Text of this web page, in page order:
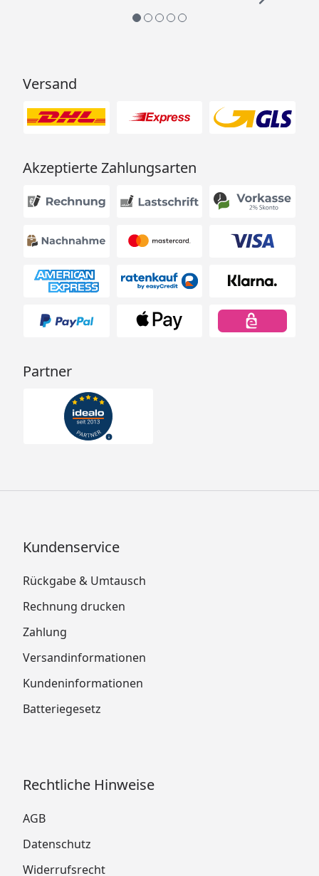
Versand
Akzeptierte Zahlungsarten
Partner
Kundenservice
Rückgabe & Umtausch
Rechnung drucken
Zahlung
Versandinformationen
Kundeninformationen
Batteriegesetz
Rechtliche Hinweise
AGB
Datenschutz
Widerrufsrecht